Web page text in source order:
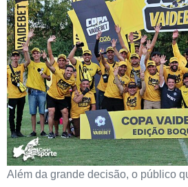
Além da grande decisão, o público